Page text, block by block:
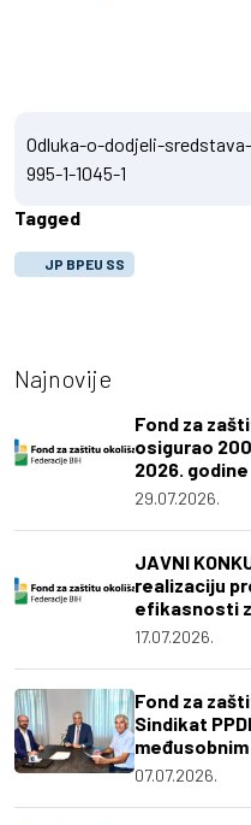
Odluka-o-dodjeli-
995-1-1045-1
Tagged
JP BPEU SS
Najnovije
Fond za
osigurao
2026. godine
29.07.2026.
JAVNI
realizaciju
efikasnosti
17.07.2026.
Fond za
Sindikat
07.07.2026.